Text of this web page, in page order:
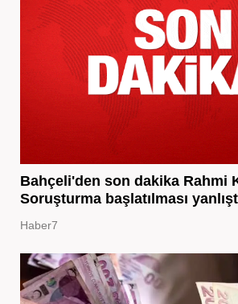
Bahçeli'den son dakika Rahmi
Soruşturma başlatılması
Haber7